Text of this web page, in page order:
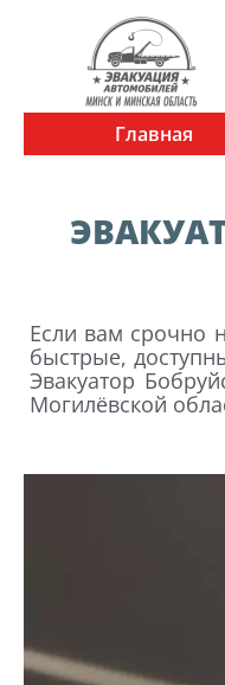
содержимому
Главная
Если вам срочно
быстрые,
Эвакуатор
Могилёвской